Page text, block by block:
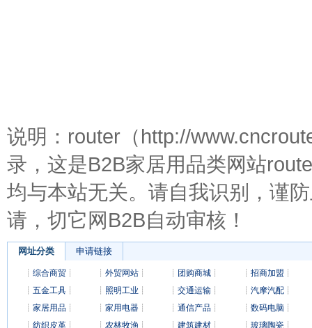
说明：router（http://
录，这是B2B家居用品类网站
均与本站无关。请自我识别，谨
请，切它网B2B自动审核！
网址分类 申请链接
┊ 综合商贸 ┊ ┊ 外贸网站 ┊ ┊ 团购商城 ┊ ┊ 招商加盟 ┊
┊ 五金工具 ┊ ┊ 照明工业 ┊ ┊ 交通运输 ┊ ┊ 汽摩汽配┊
┊ 家居用品 ┊ ┊ 家用电器 ┊ ┊ 通信产品 ┊ ┊ 数码电脑 ┊
┊ 纺织皮革 ┊ ┊ 农林牧渔 ┊ ┊ 建筑建材 ┊ ┊ 玻璃陶瓷┊